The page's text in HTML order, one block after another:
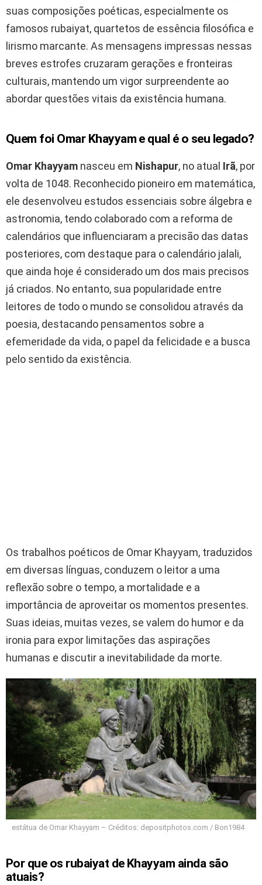
suas composições poéticas, especialmente os
famosos rubaiyat, quartetos de essência filosófica e
lirismo marcante. As mensagens impressas nessas
breves estrofes cruzaram gerações e fronteiras
culturais, mantendo um vigor surpreendente ao
abordar questões vitais da existência humana.
Quem foi Omar Khayyam e qual é o seu legado?
Omar Khayyam nasceu em Nishapur, no atual Irã, por
volta de 1048. Reconhecido pioneiro em matemática,
ele desenvolveu estudos essenciais sobre álgebra e
astronomia, tendo colaborado com a reforma de
calendários que influenciaram a precisão das datas
posteriores, com destaque para o calendário jalali,
que ainda hoje é considerado um dos mais precisos
já criados. No entanto, sua popularidade entre
leitores de todo o mundo se consolidou através da
poesia, destacando pensamentos sobre a
efemeridade da vida, o papel da felicidade e a busca
pelo sentido da existência.
Os trabalhos poéticos de Omar Khayyam, traduzidos
em diversas línguas, conduzem o leitor a uma
reflexão sobre o tempo, a mortalidade e a
importância de aproveitar os momentos presentes.
Suas ideias, muitas vezes, se valem do humor e da
ironia para expor limitações das aspirações
humanas e discutir a inevitabilidade da morte.
estátua de Omar Khayyam – Créditos: depositphotos.com / Bon1984
Por que os rubaiyat de Khayyam ainda são
atuais?